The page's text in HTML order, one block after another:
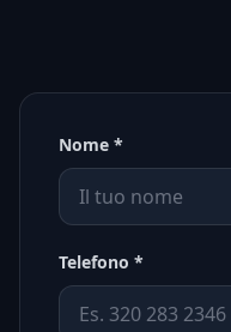
Nome *
Telefono *